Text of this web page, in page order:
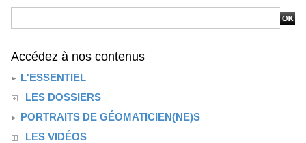
Accédez à nos contenus
L'ESSENTIEL
LES DOSSIERS
PORTRAITS DE GÉOMATICIEN(NE)S
LES VIDÉOS